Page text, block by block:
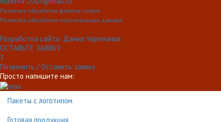
Политика обработки файлов cookie
Политика обработки персональных данных
Разработка сайта: Данил Черепанов
ОСТАВЬТЕ ЗАЯВКУ
1
Позвонить / Оставить заявку
Просто напишите нам:
Пакеты с логотипом
Готовая продукция